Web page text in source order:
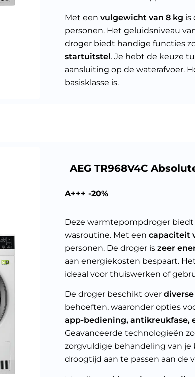
Met een vulgewicht van 8 kg is
personen. Het geluidsniveau
droger biedt handige functies
startuitstel. Je hebt de keuze
aansluiting op de waterafvoer.
basisklasse is.
AEG TR968V4C
A+++ -20%
Deze warmtepompdroger
wasroutine. Met een capaciteit
personen. De droger is zeer
aan energiekosten bespaart. Het
ideaal voor thuiswerken of
De droger beschikt over
behoeften, waaronder opties
app-bediening, antikreukfase,
Geavanceerde technologieën
zorgvuldige behandeling van je
droogtijd aan te passen aan de